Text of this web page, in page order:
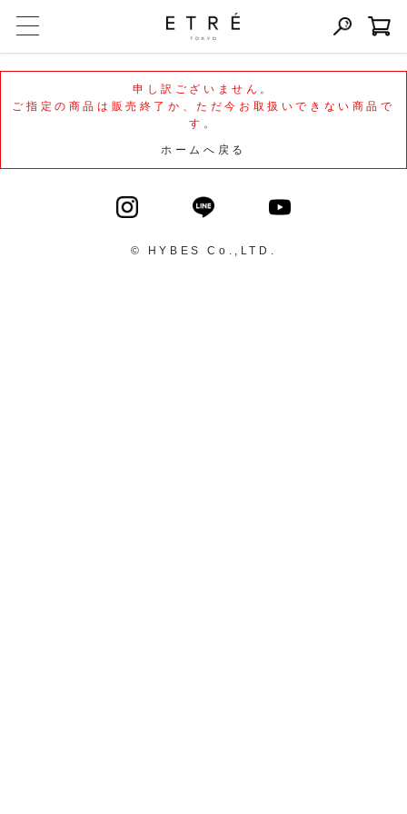
申し訳ございません。
ご指定の商品は販売終了か、ただ今お取扱いできない商品で
す。
ホームへ戻る
© HYBES Co.,LTD.